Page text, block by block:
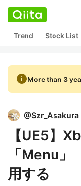
Trend Stock List
infoMore than 3
@Szr_Asakura
【UE5】
「Menu
用する